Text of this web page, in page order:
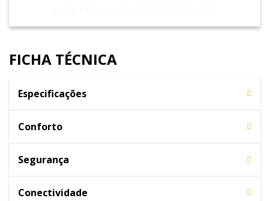
FICHA TÉCNICA
Especificações
Conforto
Segurança
Conectividade